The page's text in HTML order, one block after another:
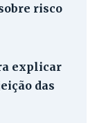
risco
explicar
das